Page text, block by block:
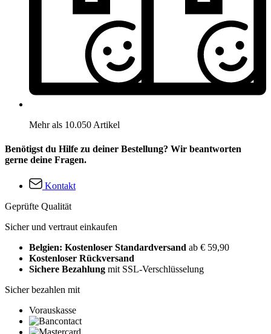
Mehr als 10.050 Artikel
Benötigst du Hilfe zu deiner Bestellung? Wir beantworten
gerne deine Fragen.
Kontakt
Geprüfte Qualität
Sicher und vertraut einkaufen
Belgien: Kostenloser Standardversand ab € 59,90
Kostenloser Rückversand
Sichere Bezahlung mit SSL-Verschlüsselung
Sicher bezahlen mit
Vorauskasse